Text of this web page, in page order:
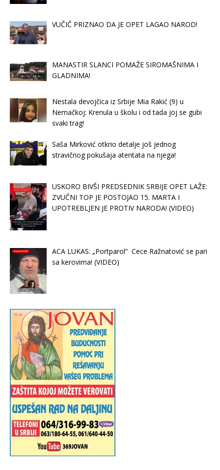
VUČIČ PRIZNAO DA JE OPET LAGAO NAROD!
MANASTIR SLANCI POMAŽE SIROMAŠNIMA I
GLADNIMA!
Nestala devojčica iz Srbije Mia Rakić (9) u
Nemačkoj: Krenula u školu i od tada joj se gubi
svaki trag!
Saša Mirković otkrio detalje još jednog
stravičnog pokušaja atentata na njega!
USKORO BIVŠI PREDSEDNIK SRBIJE OPET LAŽE:
ZVUČNI TOP JE POSTOJAO 15. MARTA I
UPOTREBLJEN JE PROTIV NARODA! (VIDEO)
ACA LUKAS: „Portparol“ Cece Ražnatović se pari
sa kerovima! (VIDEO)